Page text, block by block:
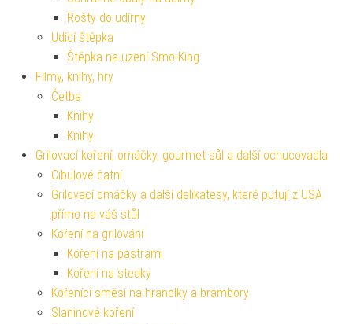
Rošty do udírny
Udící štěpka
Štěpka na uzení Smo-King
Filmy, knihy, hry
Četba
Knihy
Knihy
Grilovací koření, omáčky, gourmet sůl a další ochucovadla
Cibulové čatní
Grilovací omáčky a další delikatesy, které putují z USA
přímo na váš stůl
Koření na grilování
Koření na pastrami
Koření na steaky
Kořenící směsi na hranolky a brambory
Slaninové koření